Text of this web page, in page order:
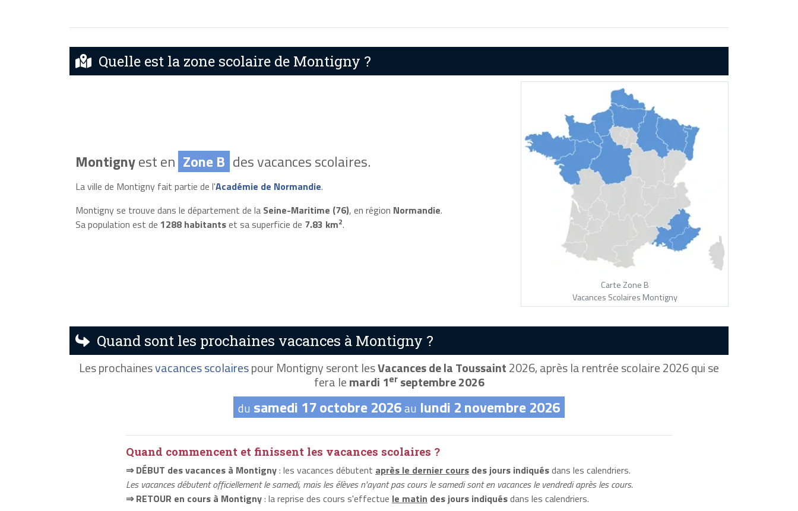
Quelle est la zone scolaire de Montigny ?
Montignyest en Zone B des vacances scolaires.
La ville de Montigny fait partie de l'Académie de Normandie.
Montigny se trouve dans le département de la Seine-Maritime (76), en région Normandie.
Sa population est de 1288 habitantset sa superficie de 7.83 km2.
Carte Zone B
Vacances Scolaires Montigny
Quand sont les prochaines vacances à Montigny ?
Les prochainesvacances scolairespour Montigny seront lesVacances de la Toussaint2026, après la rentrée scolaire 2026 qui se
fera lemardi 1erseptembre 2026
du samedi 17 octobre 2026au lundi 2 novembre 2026
Quand commencent et finissent les vacances scolaires ?
⇒ DÉBUT des vacances à Montigny: les vacances débutent après le dernier cours des jours indiquésdans les calendriers.
Les vacances débutent officiellement le samedi, mais les élèves n'ayant pas cours le samedi sont en vacances le vendredi après les cours.
⇒ RETOUR en cours à Montigny: la reprise des cours s'effectue le matin des jours indiquésdans les calendriers.